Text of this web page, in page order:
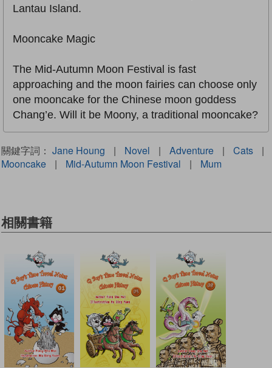
Lantau Island.
Mooncake Magic
The Mid-Autumn Moon Festival is fast
approaching and the moon fairies can choose only
one mooncake for the Chinese moon goddess
Chang’e. Will it be Moony, a traditional mooncake?
關鍵字詞： Jane Houng | Novel | Adventure | Cats
|
Mooncake
| Mid-Autumn Moon Festival | Mum
相關書籍